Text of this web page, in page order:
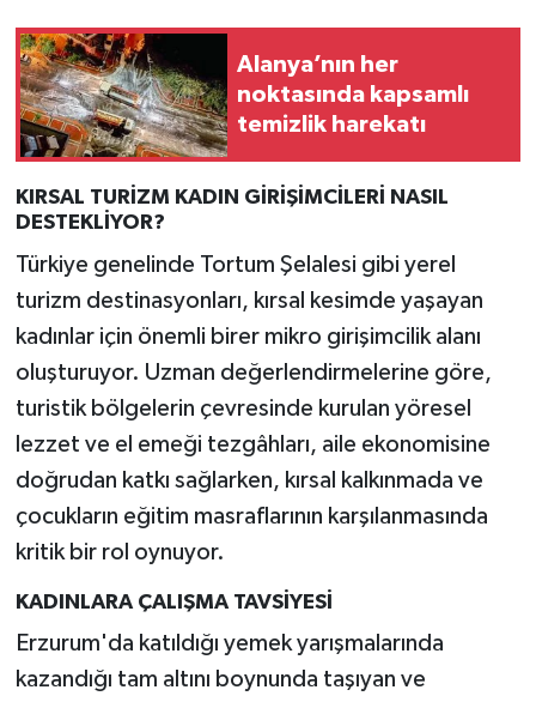
Alanya’nın her
noktasında kapsamlı
temizlik harekatı
KIRSAL TURİZM KADIN GİRİŞİMCİLERİ NASIL
DESTEKLİYOR?
Türkiye genelinde Tortum Şelalesi gibi yerel
turizm destinasyonları, kırsal kesimde yaşayan
kadınlar için önemli birer mikro girişimcilik alanı
oluşturuyor. Uzman değerlendirmelerine göre,
turistik bölgelerin çevresinde kurulan yöresel
lezzet ve el emeği tezgâhları, aile ekonomisine
doğrudan katkı sağlarken, kırsal kalkınmada ve
çocukların eğitim masraflarının karşılanmasında
kritik bir rol oynuyor.
KADINLARA ÇALIŞMA TAVSİYESİ
Erzurum'da katıldığı yemek yarışmalarında
kazandığı tam altını boynunda taşıyan ve